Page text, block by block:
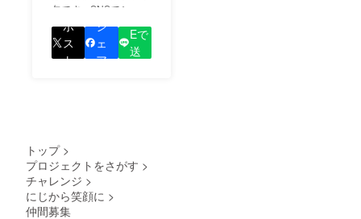
欠です。SNSでシェア
をして、あなたが応援
しているプロジェクト
の良さを知ってもらい
ポ
ス
ト
シ
ェ
ア
Eで
送
トップ >
プロジェクトをさがす >
チャレンジ >
にじから笑顔に >
仲間募集